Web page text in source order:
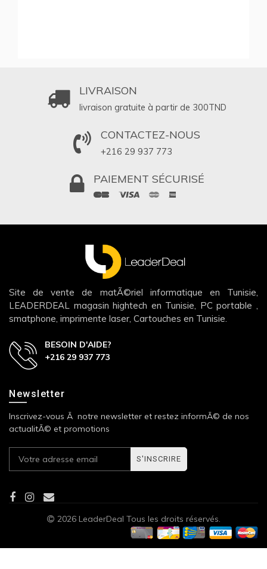
LIVRAISON
livraison gratuite à partir de 300TND
CONTACTEZ-NOUS
+216 29 937 773
PAIEMENT SÉCURISÉ
Site de vente de matÃ©riel informatique en Tunisie,
LEADERDEAL magasin hightech en Tunisie, PC portable ,
smatphone, imprimente laser, Cartouches en Tunisie.
BESOIN D'AIDE?
+216 29 937 773
Newsletter
Inscrivez-vous Ã notre newsletter et restez informÃ© de nos
actualitÃ© et promotions
S'INSCRIRE
2026 LeaderDeal Tous les droits réservés.